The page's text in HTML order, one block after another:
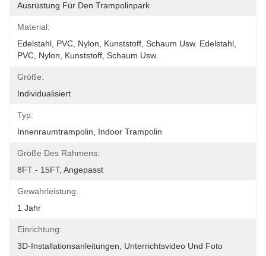
Ausrüstung Für Den Trampolinpark
Material:
Edelstahl, PVC, Nylon, Kunststoff, Schaum Usw. Edelstahl,
PVC, Nylon, Kunststoff, Schaum Usw.
Größe:
Individualisiert
Typ:
Innenraumtrampolin, Indoor Trampolin
Größe Des Rahmens:
8FT - 15FT, Angepasst
Gewährleistung:
1 Jahr
Einrichtung:
3D-Installationsanleitungen, Unterrichtsvideo Und Foto